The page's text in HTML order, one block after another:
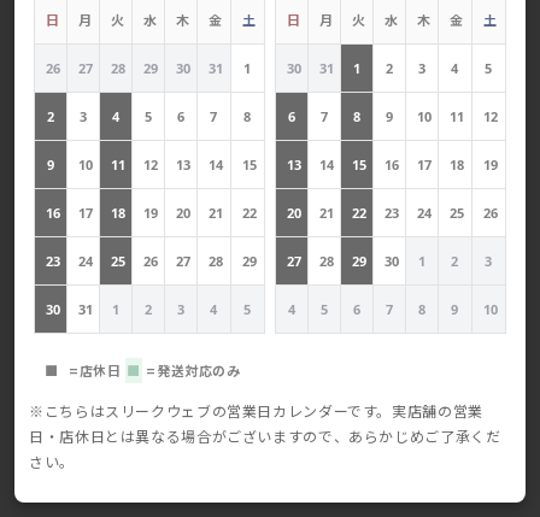
日 月 火 水 木 金 土
26 27 28 29 30 31 1
2 3 4 5 6 7 8
9 10 11 12 13 14 15
16 17 18 19 20 21 22
23 24 25 26 27 28 29
30 31 1 2 3 4 5
日 月 火 水 木 金 土
30 31 1 2 3 4 5
6 7 8 9 10 11 12
13 14 15 16 17 18 19
20 21 22 23 24 25 26
27 28 29 30 1 2 3
4 5 6 7 8 9 10
■ =店休日 ■ =発送対応のみ
※こちらはスリークウェブの営業日カレンダーです。実店舗の営業
日・店休日とは異なる場合がございますので、あらかじめご了承くだ
さい。